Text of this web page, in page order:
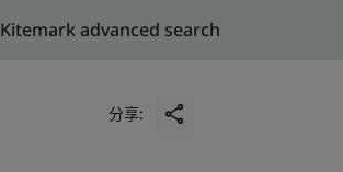
Kitemark advanced search
分享: